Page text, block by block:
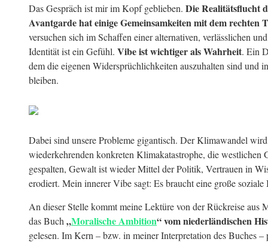
Das Gespräch ist mir im Kopf geblieben. Die Realitätsflucht
Avantgarde hat einige Gemeinsamkeiten mit dem rechten
versuchen sich im Schaffen einer alternativen, verlässlichen
Identität ist ein Gefühl. Vibe ist wichtiger als Wahrheit. Ein
dem die eigenen Widersprüchlichkeiten auszuhalten sind und
bleiben.
Dabei sind unsere Probleme gigantisch. Der Klimawandel
wiederkehrenden konkreten Klimakatastrophe, die westlichen
gespalten, Gewalt ist wieder Mittel der Politik, Vertrauen in
erodiert. Mein innerer Vibe sagt: Es braucht eine große soziale
An dieser Stelle kommt meine Lektüre von der Rückreise aus
das Buch„Moralische Ambition“ vom niederländischen
gelesen. Im Kern – bzw. in meiner Interpretation des Buches